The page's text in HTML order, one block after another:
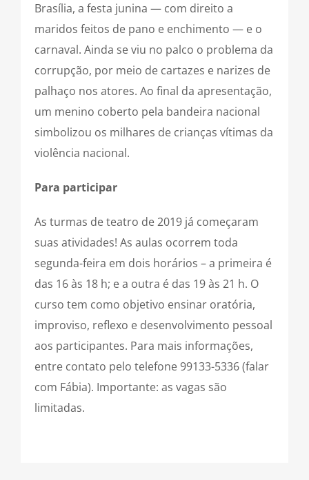
Brasília, a festa junina — com direito a
maridos feitos de pano e enchimento — e o
carnaval. Ainda se viu no palco o problema da
corrupção, por meio de cartazes e narizes de
palhaço nos atores. Ao final da apresentação,
um menino coberto pela bandeira nacional
simbolizou os milhares de crianças vítimas da
violência nacional.
Para participar
As turmas de teatro de 2019 já começaram
suas atividades! As aulas ocorrem toda
segunda-feira em dois horários – a primeira é
das 16 às 18 h; e a outra é das 19 às 21 h. O
curso tem como objetivo ensinar oratória,
improviso, reflexo e desenvolvimento pessoal
aos participantes. Para mais informações,
entre contato pelo telefone 99133-5336 (falar
com Fábia). Importante: as vagas são
limitadas.